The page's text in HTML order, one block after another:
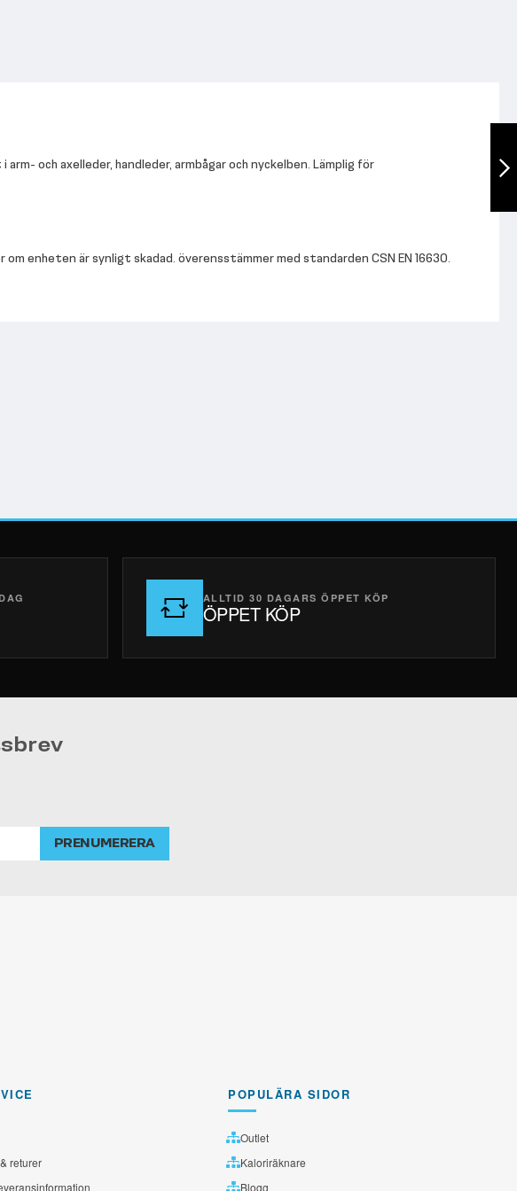
och axelleder, handleder, armbågar och nyckelben. Lämplig för
om enheten är synligt skadad. överensstämmer med standarden CSN EN 16630.
ALLTID 30 DAGARS ÖPPET KÖP
ÖPPET KÖP
PRENUMERERA
returer
POPULÄRA SIDOR
Outlet
Kaloriräknare
Blogg